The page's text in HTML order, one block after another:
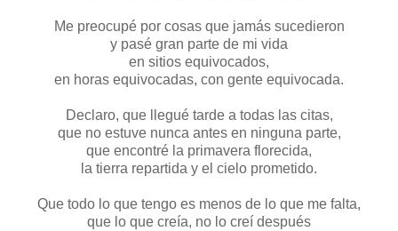
Me preocupé por cosas que jamás sucedieron
y pasé gran parte de mi vida
en sitios equivocados,
en horas equivocadas, con gente equivocada.
Declaro, que llegué tarde a todas las citas,
que no estuve nunca antes en ninguna parte,
que encontré la primavera florecida,
la tierra repartida y el cielo prometido.
Que todo lo que tengo es menos de lo que me falta,
que lo que creía, no lo creí después